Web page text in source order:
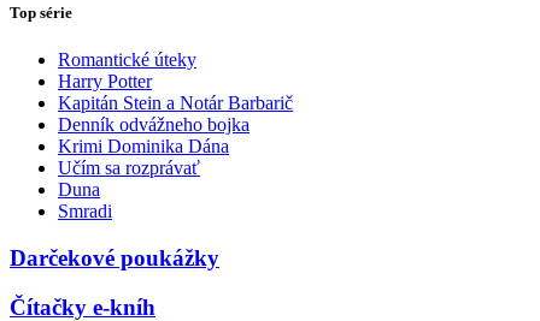
Top série
Romantické úteky
Harry Potter
Kapitán Stein a Notár Barbarič
Denník odvážneho bojka
Krimi Dominika Dána
Učím sa rozprávať
Duna
Smradi
Darčekové poukážky
Čítačky e-kníh